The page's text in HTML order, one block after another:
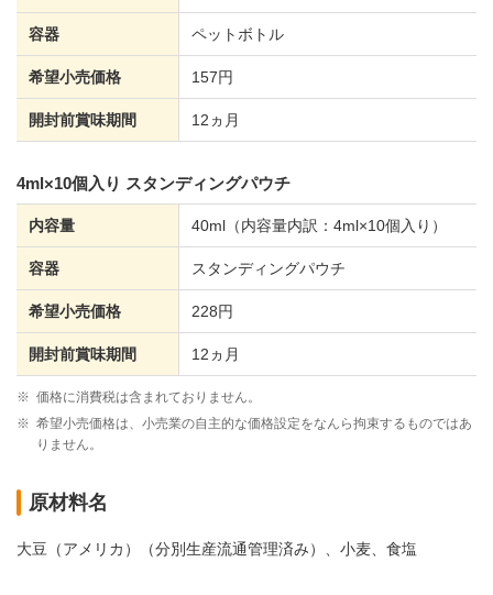
容器 ペットボトル
希望小売価格 157円
開封前賞味期間 12ヵ月
4ml×10個入り スタンディングパウチ
内容量 40ml（内容量内訳：4ml×10個入り）
容器 スタンディングパウチ
希望小売価格 228円
開封前賞味期間 12ヵ月
※ 価格に消費税は含まれておりません。
※ 希望小売価格は、小売業の自主的な価格設定をなんら拘束するものではあ
りません。
原材料名
大豆（アメリカ）（分別生産流通管理済み）、小麦、食塩